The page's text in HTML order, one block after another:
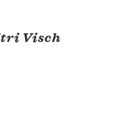
Visch